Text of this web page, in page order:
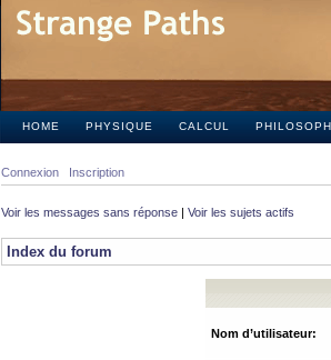
HOME PHYSIQUE CALCUL
Connexion Inscription
Voir les messages sans réponse | Voir les sujets actifs
Index du forum
Nom d’utilisateur: